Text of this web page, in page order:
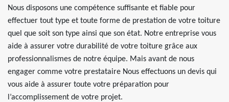
Nous disposons une compétence suffisante et fiable pour
effectuer tout type et toute forme de prestation de votre toiture
quel que soit son type ainsi que son état. Notre entreprise vous
aide à assurer votre durabilité de votre toiture grâce aux
professionnalismes de notre équipe. Mais avant de nous
engager comme votre prestataire Nous effectuons un devis qui
vous aide à assurer toute votre préparation pour
l’accomplissement de votre projet.